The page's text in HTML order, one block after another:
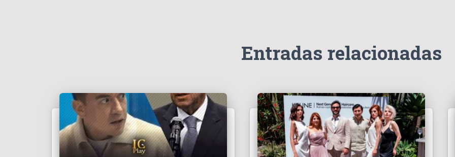
Entradas relacionadas